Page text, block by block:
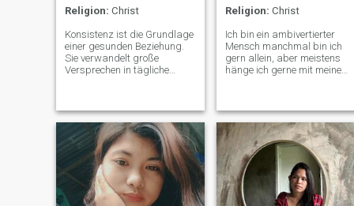
Religion: Christ
Konsistenz ist die Grundlage
einer gesunden Beziehung.
Sie verwandelt große
Versprechen in tägliche
Ohne sie wird die Liebe
verwirrend, erschöpfend und
emotional anstrengend. Ich
bin in dem Alter, wo ich weiß
und so sicher bin, was ich
wirklich in einer engagierten
Beziehung will. Ich bin nicht
wie diese jungen Mädchen,
Religion: Christ
Ich bin ein ambivertierter
Mensch manchmal bin ich
gern allein, aber meistens
hänge ich gerne mit meinem
liebevolle Schwester meiner
Geschwister. Ich liebe alle
Menschen, die mich lieben.
Ich liebe es auch, mich um
Nichte zu kümmern, Filme
anzusehen, Kdrama zu
sehen und Neues zu lernen.